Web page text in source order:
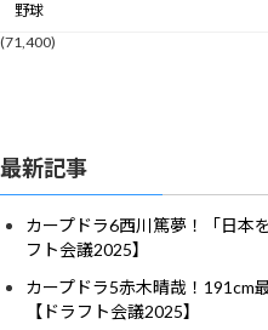
野球
(71,400)
最新記事
カープドラ6西川篤夢！「日本
フト会議2025】
カープドラ5赤木晴哉！191cm
【ドラフト会議2025】